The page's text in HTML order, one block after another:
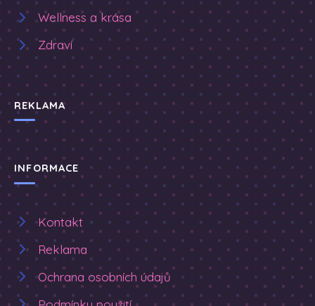
Wellness a krása
Zdraví
REKLAMA
INFORMACE
Kontakt
Reklama
Ochrana osobních údajů